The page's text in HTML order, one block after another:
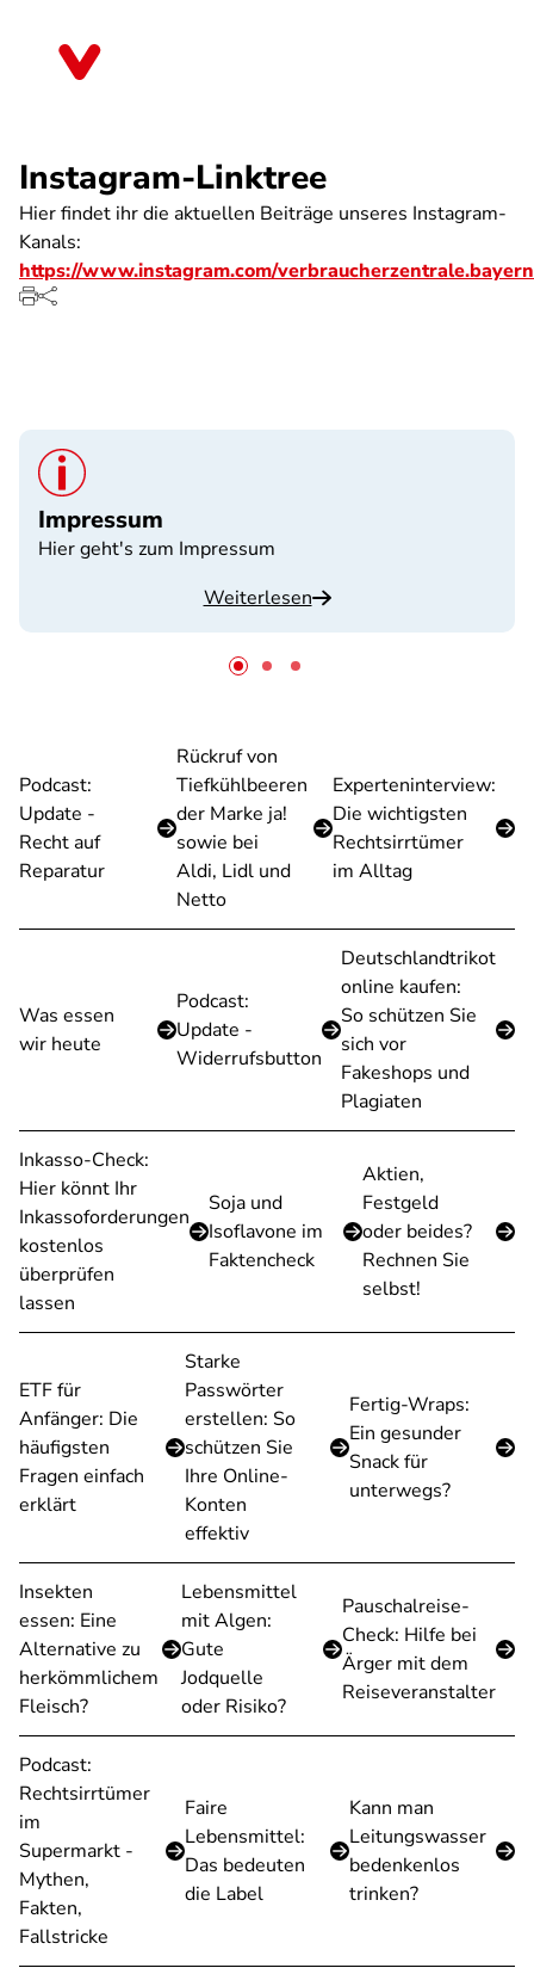
Instagram-Linktree
Hier findet ihr die aktuellen Beiträge unseres Instagram-
Kanals:
https://www.instagram.com/verbraucherzentrale.bayern
Impressum
Hier geht's zum Impressum
Weiterlesen
Podcast:
Update -
Recht auf
Reparatur
Rückruf von
Tiefkühlbeeren
der Marke ja!
sowie bei
Aldi, Lidl und
Netto
Experteninterview:
Die wichtigsten
Rechtsirrtümer
im Alltag
Was essen
wir heute
Podcast:
Update -
Widerrufsbutton
Deutschlandtrikot
online kaufen:
So schützen Sie
sich vor
Fakeshops und
Plagiaten
Inkasso-Check:
Hier könnt Ihr
Inkassoforderungen
kostenlos
überprüfen
lassen
Soja und
Isoflavone im
Faktencheck
Aktien,
Festgeld
oder beides?
Rechnen Sie
selbst!
ETF für
Anfänger: Die
häufigsten
Fragen einfach
erklärt
Starke
Passwörter
erstellen: So
schützen Sie
Ihre Online-
Konten
effektiv
Fertig-Wraps:
Ein gesunder
Snack für
unterwegs?
Insekten
essen: Eine
Alternative zu
herkömmlichem
Fleisch?
Lebensmittel
mit Algen:
Gute
Jodquelle
oder Risiko?
Pauschalreise-
Check: Hilfe bei
Ärger mit dem
Reiseveranstalter
Podcast:
Rechtsirrtümer
im
Supermarkt -
Mythen,
Fakten,
Fallstricke
Faire
Lebensmittel:
Das bedeuten
die Label
Kann man
Leitungswasser
bedenkenlos
trinken?